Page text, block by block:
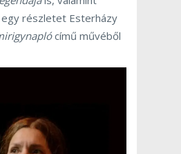
egy részletet Esterházy
című művéből